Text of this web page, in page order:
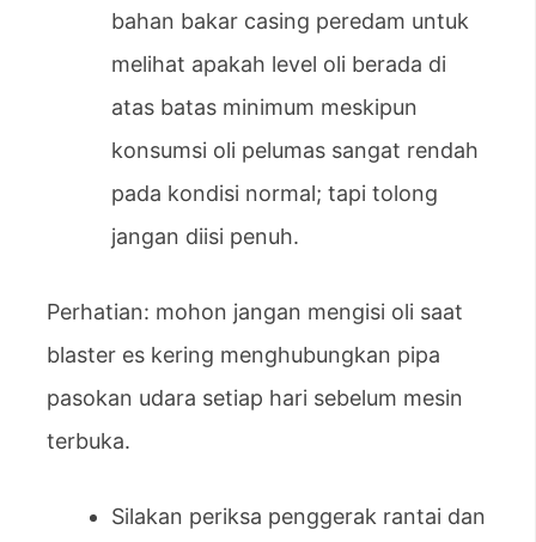
bahan bakar casing peredam untuk
melihat apakah level oli berada di
atas batas minimum meskipun
konsumsi oli pelumas sangat rendah
pada kondisi normal; tapi tolong
jangan diisi penuh.
Perhatian: mohon jangan mengisi oli saat
blaster es kering menghubungkan pipa
pasokan udara setiap hari sebelum mesin
terbuka.
Silakan periksa penggerak rantai dan